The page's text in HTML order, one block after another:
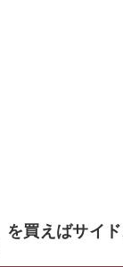
を買えばサイ